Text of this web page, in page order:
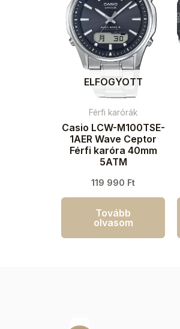
ELFOGYOTT
Férfi karórák
Casio LCW-M100TSE-
1AER Wave Ceptor
Férfi karóra 40mm
5ATM
119 990 Ft
Tovább
olvasom